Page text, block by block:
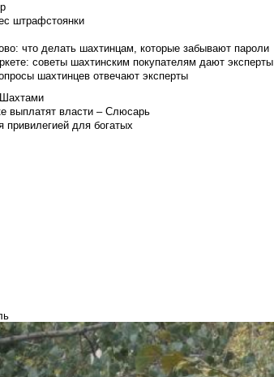
штрафстоянки
что делать шахтинцам, которые забывают пароли
советы шахтинским покупателям дают эксперты
шахтинцев отвечают эксперты
Шахтами
выплатят власти – Слюсарь
для богатых